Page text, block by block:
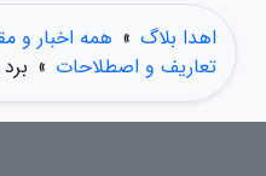
اهدا بلاگ » همه اخبار و
تعاریف و اصطلاحات »